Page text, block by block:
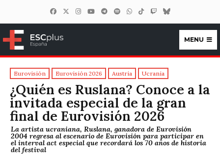
ESCplus España
MENU
Eurovisión Eurovisión 2026 Austria Ucrania
¿Quién es Ruslana? Conoce a la
invitada especial de la gran
final de Eurovisión 2026
La artista ucraniana, Ruslana, ganadora de Eurovisión
2004 regresa al escenario de Eurovisión para participar en
el interval act especial que recordará los 70 años de historia
del festival